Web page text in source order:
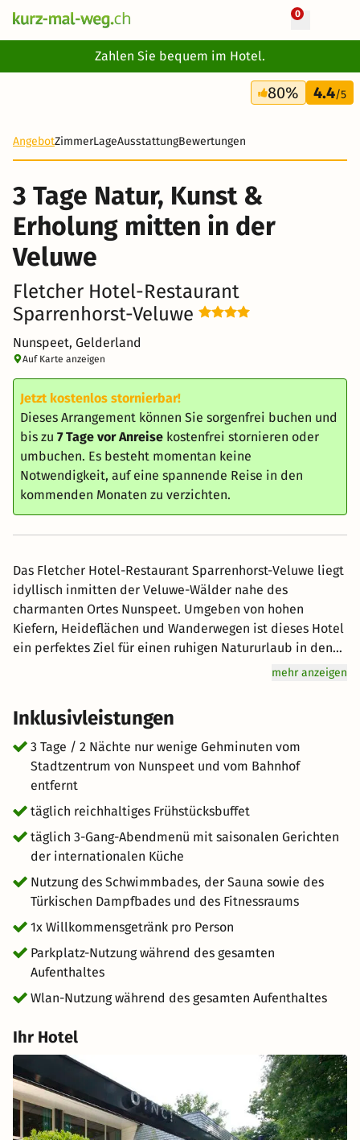
0
Zahlen Sie bequem im Hotel.
3 Tage
155 CHF
80% 4.4/5
AngebotZimmerLageAusstattungBewertungen
3 Tage Natur, Kunst &
Erholung mitten in der
Veluwe
Fletcher Hotel-Restaurant
Sparrenhorst-Veluwe
Nunspeet, Gelderland
Auf Karte anzeigen
Jetzt kostenlos stornierbar!
Dieses Arrangement können Sie sorgenfrei buchen und
bis zu 7 Tage vor Anreise kostenfrei stornieren oder
umbuchen. Es besteht momentan keine
Notwendigkeit, auf eine spannende Reise in den
kommenden Monaten zu verzichten.
Das Fletcher Hotel-Restaurant Sparrenhorst-Veluwe liegt
idyllisch inmitten der Veluwe-Wälder nahe des
charmanten Ortes Nunspeet. Umgeben von hohen
Kiefern, Heideflächen und Wanderwegen ist dieses Hotel
ein perfektes Ziel für einen ruhigen Natururlaub in den
Ausflügen an den Veluwemeer – hier genießen Sie frische
Luft, Weite und Erholung pur. Gleichzeitig erreichen Sie
schnell kulturelle Highlights wie das Kröller-Müller-
Museum oder die königliche Parkanlage Het Loo. Ein
ideales Arrangement für ein Wellness Wochenende in
Holland, ein Romantikwochenende in der Veluwe oder
einfach eine stilvolle Auszeit im Herzen der
niederländischen Natur.
mehr anzeigen
Inklusivleistungen
3 Tage / 2 Nächte nur wenige Gehminuten vom
Stadtzentrum von Nunspeet und vom Bahnhof
entfernt
täglich reichhaltiges Frühstücksbuffet
täglich 3-Gang-Abendmenü mit saisonalen Gerichten
der internationalen Küche
Nutzung des Schwimmbades, der Sauna sowie des
Türkischen Dampfbades und des Fitnessraums
1x Willkommensgetränk pro Person
Parkplatz-Nutzung während des gesamten
Aufenthaltes
Wlan-Nutzung während des gesamten Aufenthaltes
Ihr Hotel